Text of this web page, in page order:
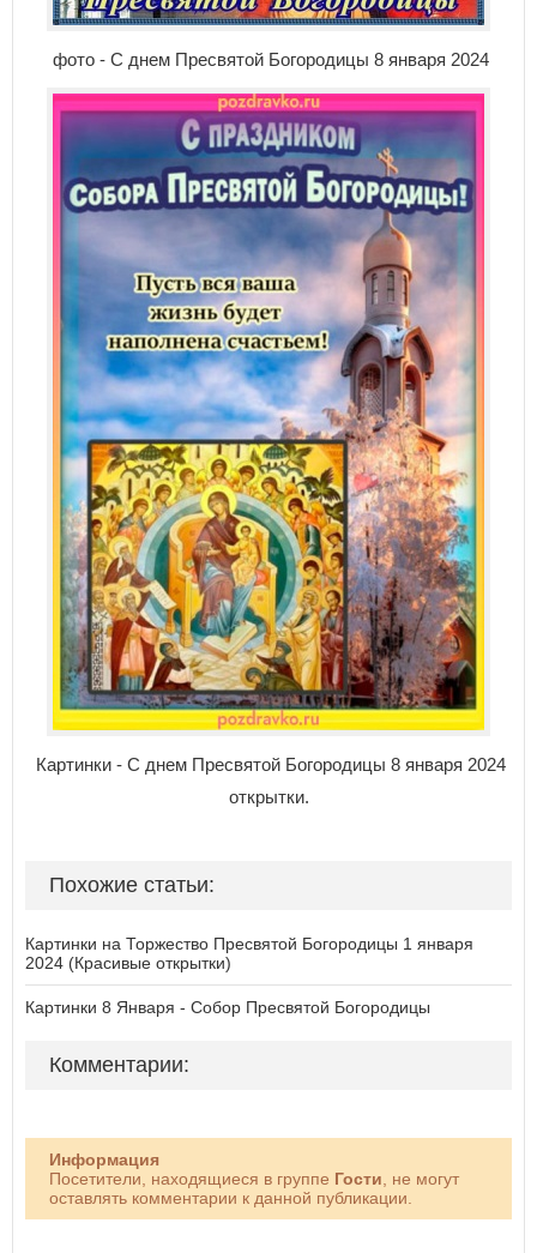
фото - С днем Пресвятой Богородицы 8 января 2024
Картинки - С днем Пресвятой Богородицы 8 января 2024
открытки.
Похожие статьи:
Картинки на Торжество Пресвятой Богородицы 1 января
2024 (Красивые открытки)
Картинки 8 Января - Собор Пресвятой Богородицы
Комментарии:
Информация
Посетители, находящиеся в группе Гости , не могут
оставлять комментарии к данной публикации.